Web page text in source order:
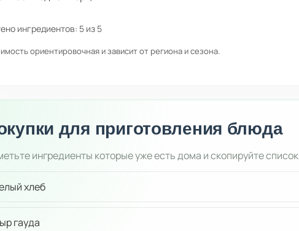
ингредиентов: 5 из 5
ориентировочная и зависит от региона и сезона.
для приготовления блюда
ингредиенты которые уже есть дома и скопируйте список
хлеб
гауда